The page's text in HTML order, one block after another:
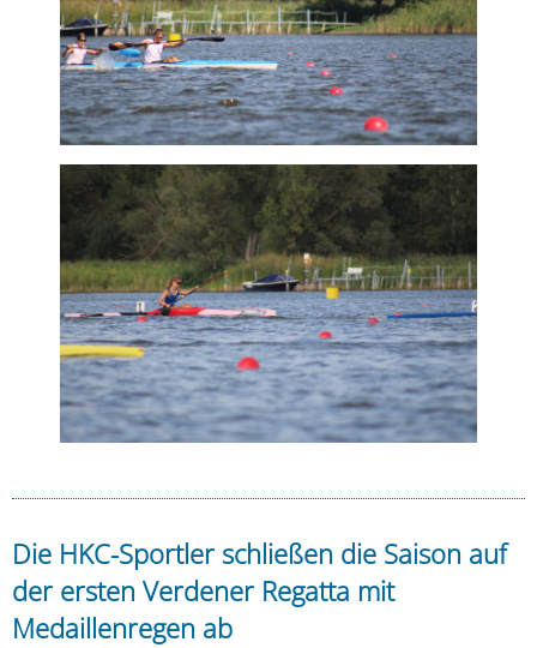
Die HKC-Sportler schließen die Saison auf
der ersten Verdener Regatta mit
Medaillenregen ab